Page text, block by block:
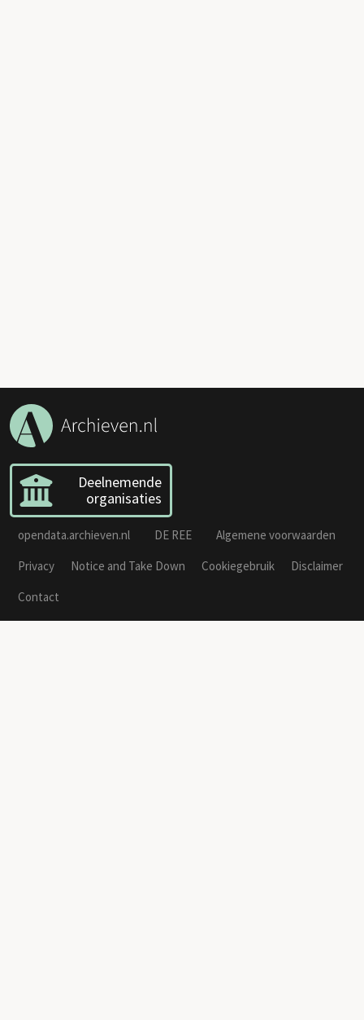
Deelnemende
organisaties
opendata.archieven.nl DE REE
Algemene voorwaarden
Privacy
Notice and Take Down Cookiegebruik
Disclaimer
Contact